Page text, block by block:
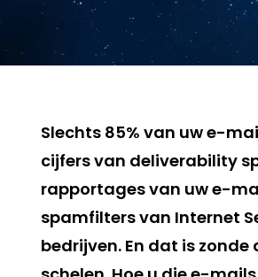
Slechts 85% van uw e-
cijfers van deliverability
rapportages van uw e-
spamfilters van Internet
bedrijven. En dat is